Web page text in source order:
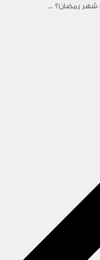
شهر رمضان؟ ...